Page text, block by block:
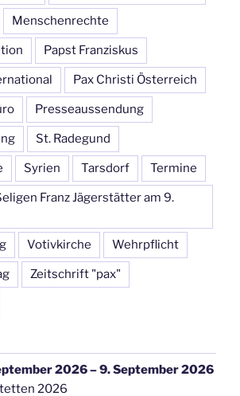
Menschenrechte
Papst Franziskus
Pax Christi Österreich
Presseaussendung
St. Radegund
Syrien Tarsdorf Termine
Franz Jägerstätter am 9.
Votivkirche Wehrpflicht
Zeitschrift "pax"
2026–9. September 2026
2026